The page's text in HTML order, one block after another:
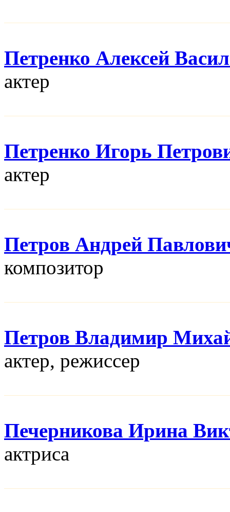
Петренко Алексей
актер
Петренко Игорь
актер
Петров Андрей
композитор
Петров Владимир
актер, режисcер
Печерникова Ирина
актриса